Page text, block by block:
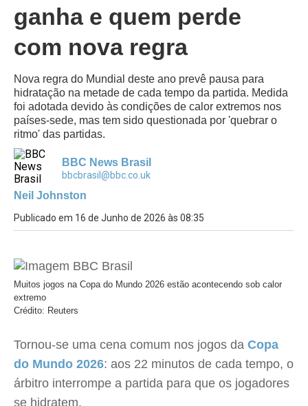
ganha e quem perde
com nova regra
Nova regra do Mundial deste ano prevê pausa para
hidratação na metade de cada tempo da partida. Medida
foi adotada devido às condições de calor extremos nos
países-sede, mas tem sido questionada por 'quebrar o
ritmo' das partidas.
BBC News Brasil
bbcbrasil@bbc.co.uk
Neil Johnston
Publicado em 16 de Junho de 2026 às 08:35
Muitos jogos na Copa do Mundo 2026 estão acontecendo sob calor
extremo
Crédito: Reuters
Tornou-se uma cena comum nos jogos da Copa
do Mundo 2026: aos 22 minutos de cada tempo, o
árbitro interrompe a partida para que os jogadores
se hidratem.